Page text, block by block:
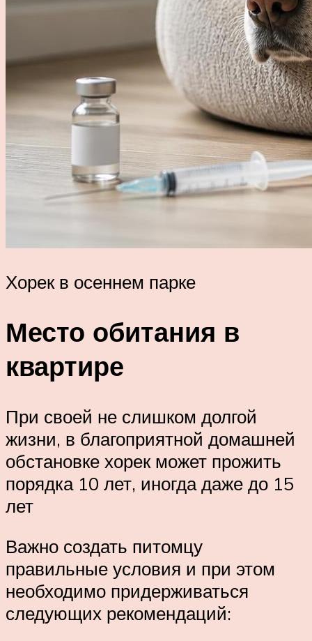
Хорек в осеннем парке
Место обитания в
квартире
При своей не слишком долгой
жизни, в благоприятной домашней
обстановке хорек может прожить
порядка 10 лет, иногда даже до 15
лет
Важно создать питомцу
правильные условия и при этом
необходимо придерживаться
следующих рекомендаций: